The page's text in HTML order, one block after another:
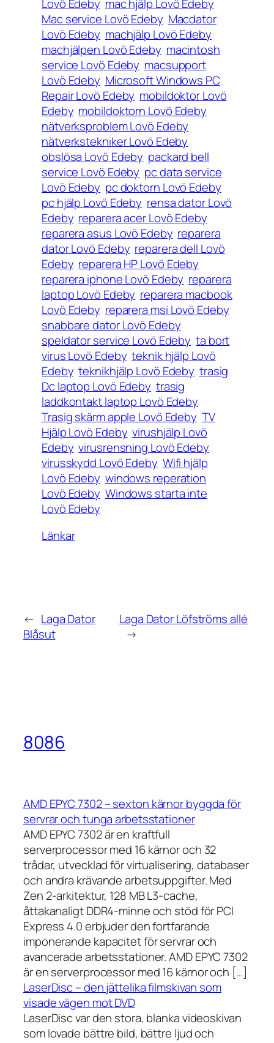
Lovö Edeby mac hjälp Lovö Edeby
Mac service Lovö Edeby Macdator
Lovö Edeby machjälp Lovö Edeby
machjälpen Lovö Edeby macintosh
service Lovö Edeby macsupport
Lovö Edeby Microsoft Windows PC
Repair Lovö Edeby mobildoktor Lovö
Edeby mobildoktorn Lovö Edeby
nätverksproblem Lovö Edeby
nätverkstekniker Lovö Edeby
obslösa Lovö Edeby packard bell
service Lovö Edeby pc data service
Lovö Edeby pc doktorn Lovö Edeby
pc hjälp Lovö Edeby rensa dator Lovö
Edeby reparera acer Lovö Edeby
reparera asus Lovö Edeby reparera
dator Lovö Edeby reparera dell Lovö
Edeby reparera HP Lovö Edeby
reparera iphone Lovö Edeby reparera
laptop Lovö Edeby reparera macbook
Lovö Edeby reparera msi Lovö Edeby
snabbare dator Lovö Edeby
speldator service Lovö Edeby ta bort
virus Lovö Edeby teknik hjälp Lovö
Edeby teknikhjälp Lovö Edeby trasig
Dc laptop Lovö Edeby trasig
laddkontakt laptop Lovö Edeby
Trasig skärm apple Lovö Edeby TV
Hjälp Lovö Edeby virushjälp Lovö
Edeby virusrensning Lovö Edeby
virusskydd Lovö Edeby Wifi hjälp
Lovö Edeby windows reperation
Lovö Edeby Windows starta inte
Lovö Edeby
Länkar
← Laga Dator
Blåsut
Laga Dator Löfströms allé
→
8086
AMD EPYC 7302 – sexton kärnor byggda för
servrar och tunga arbetsstationer
AMD EPYC 7302 är en kraftfull
serverprocessor med 16 kärnor och 32
trådar, utvecklad för virtualisering, databaser
och andra krävande arbetsuppgifter. Med
Zen 2-arkitektur, 128 MB L3-cache,
åttakanaligt DDR4-minne och stöd för PCI
Express 4.0 erbjuder den fortfarande
imponerande kapacitet för servrar och
avancerade arbetsstationer. AMD EPYC 7302
är en serverprocessor med 16 kärnor och […]
LaserDisc – den jättelika filmskivan som
visade vägen mot DVD
LaserDisc var den stora, blanka videoskivan
som lovade bättre bild, bättre ljud och